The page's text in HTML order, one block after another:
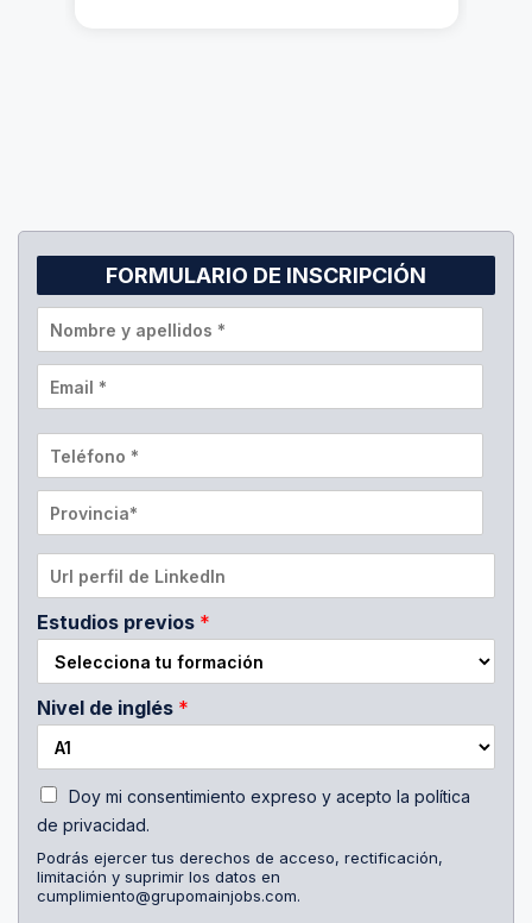
FORMULARIO DE INSCRIPCIÓN
m
r
e
a
e
l
i
d
*
m
*
l
f
o
*
o
i
n
c
*
r
f
l
d
e
n
k
e
d
I
Estudios previos *
Nivel de inglés *
A
c
p
t
Doy mi consentimiento expreso y acepto la política
de privacidad.
Podrás ejercer tus derechos de acceso, rectificación,
limitación y suprimir los datos en
cumplimiento@grupomainjobs.com.